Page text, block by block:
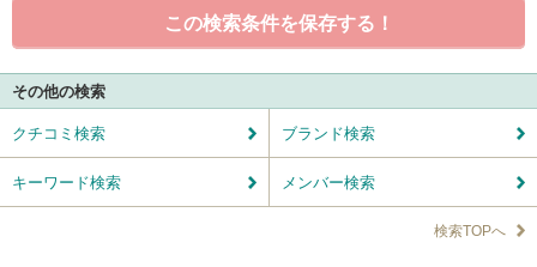
この検索条件を保存する！
その他の検索
クチコミ検索 ブランド検索
キーワード検索 メンバー検索
検索TOPへ